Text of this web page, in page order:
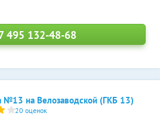
495 132-48-68
№13 на Велозаводской (ГКБ 13)
20 оценок